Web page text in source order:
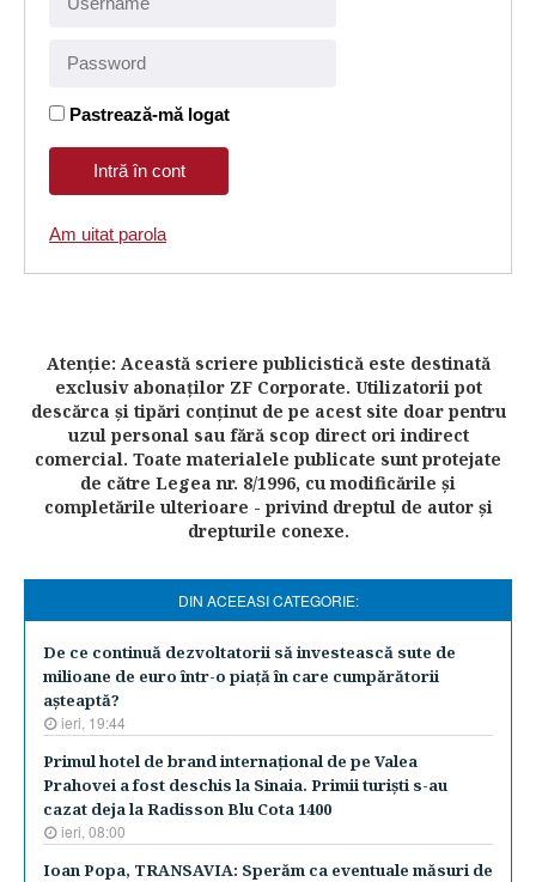
Pastrează-mă logat
Am uitat parola
Atenţie: Această scriere publicistică este destinată
exclusiv abonaţilor ZF Corporate. Utilizatorii pot
descărca şi tipări conţinut de pe acest site doar pentru
uzul personal sau fără scop direct ori indirect
comercial. Toate materialele publicate sunt protejate
de către Legea nr. 8/1996, cu modificările şi
completările ulterioare - privind dreptul de autor şi
drepturile conexe.
DIN ACEEASI CATEGORIE:
De ce continuă dezvoltatorii să investească sute de
milioane de euro într-o piaţă în care cumpărătorii
aşteaptă?
ieri, 19:44
​Primul hotel de brand internaţional de pe Valea
Prahovei a fost deschis la Sinaia. Primii turişti s-au
cazat deja la Radisson Blu Cota 1400
ieri, 08:00
Ioan Popa, TRANSAVIA: Sperăm ca eventuale măsuri de